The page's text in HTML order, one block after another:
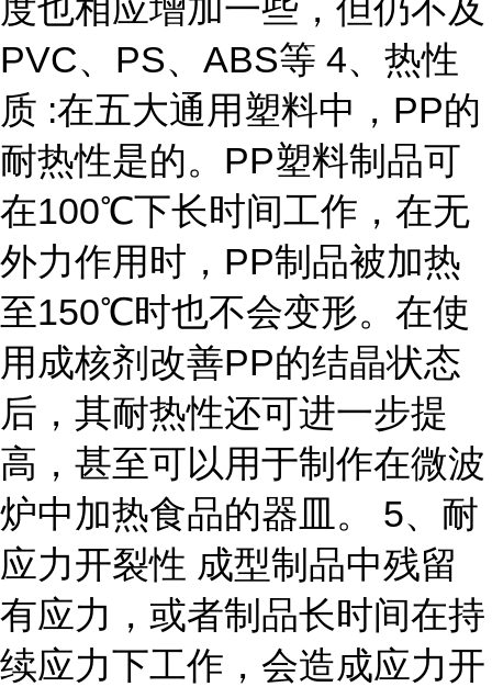
度也相应增加一些，但仍不及
PVC、PS、ABS等 4、热性
质 :在五大通用塑料中，PP的
耐热性是的。PP塑料制品可
在100℃下长时间工作，在无
外力作用时，PP制品被加热
至150℃时也不会变形。在使
用成核剂改善PP的结晶状态
后，其耐热性还可进一步提
高，甚至可以用于制作在微波
炉中加热食品的器皿。 5、耐
应力开裂性 成型制品中残留
有应力，或者制品长时间在持
续应力下工作，会造成应力开